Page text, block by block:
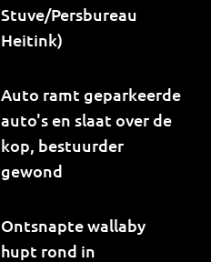
Stuve/Persbureau
Heitink)
Auto ramt geparkeerde
auto's en slaat over de
kop, bestuurder
gewond
Ontsnapte wallaby
hupt rond in